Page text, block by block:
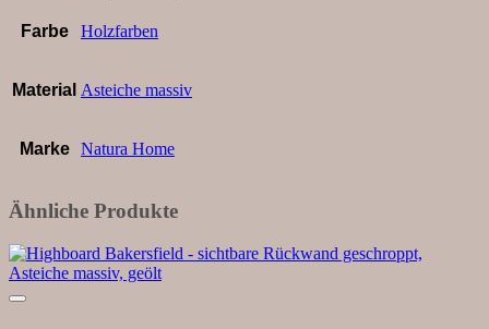
massiv,
geölt
Farbe Holzfarben
Material Asteiche massiv
Marke Natura Home
Ähnliche Produkte